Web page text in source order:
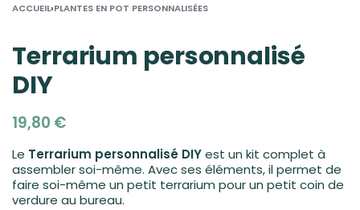
ACCUEIL›PLANTES EN POT PERSONNALISÉES
Terrarium personnalisé
DIY
19,80 €
Le Terrarium personnalisé DIYest un kit complet à
assembler soi-même. Avec ses éléments, il permet de
faire soi-même un petit terrarium pour un petit coin de
verdure au bureau.